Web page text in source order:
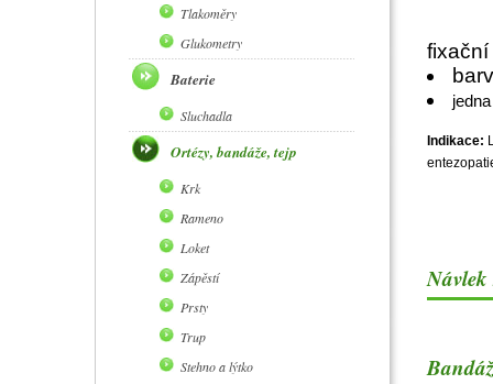
Indikace:
Tlakoměry
Glukometry
Baterie
Sluchadla
Ortézy, bandáže, tejp
Krk
Rameno
Loket
Zápěstí
Prsty
Trup
Stehno a lýtko